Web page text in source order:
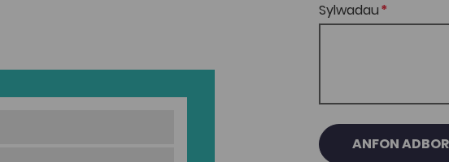
Sylwadau
ANFON